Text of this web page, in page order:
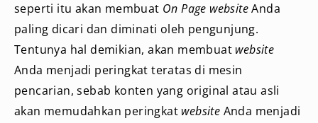
seperti itu akan membuat On Page websiteAnda
paling dicari dan diminati oleh pengunjung.
Tentunya hal demikian, akan membuat website
Anda menjadi peringkat teratas di mesin
pencarian, sebab konten yang original atau asli
akan memudahkan peringkat website Anda menjadi